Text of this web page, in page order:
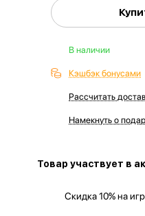
В наличии
Кэшбэк бонусами
Рассчитать
Намекнуть о
Товар участвует в
Скидка 10% на